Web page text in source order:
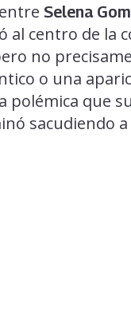
Selena
al centro de la
no
o una
polémica que
sacudiendo a